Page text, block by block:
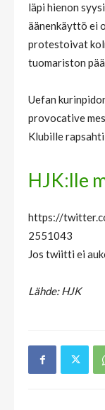
läpi hienon
äänenkäyttö ei
protestoivat
tuomariston
Uefan
provocative
Klubille
HJK:lle
https://
2551043
Jos twiitti ei
Lähde: HJK